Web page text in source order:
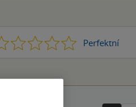
1 2 3 4 Perfektní
5